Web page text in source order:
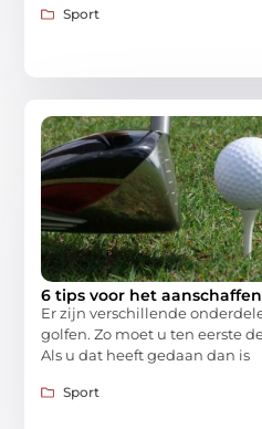
Sport
6 tips voor het
Er zijn verschillende
golfen. Zo moet u ten eerste
Als u dat heeft gedaan dan is
Sport